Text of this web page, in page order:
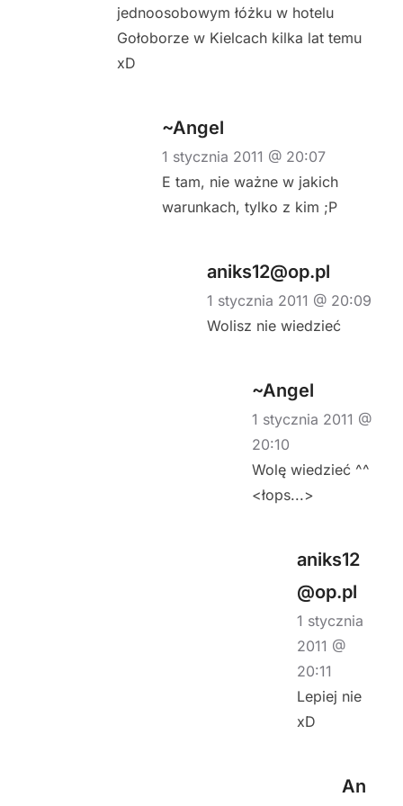
jednoosobowym łóżku w hotelu
Gołoborze w Kielcach kilka lat temu
xD
~Angel
1 stycznia 2011 @ 20:07
E tam, nie ważne w jakich
warunkach, tylko z kim ;P
aniks12@op.pl
1 stycznia 2011 @ 20:09
Wolisz nie wiedzieć
~Angel
1 stycznia 2011 @
20:10
Wolę wiedzieć ^^
<łops...>
aniks12
@op.pl
1 stycznia
2011 @
20:11
Lepiej nie
xD
An